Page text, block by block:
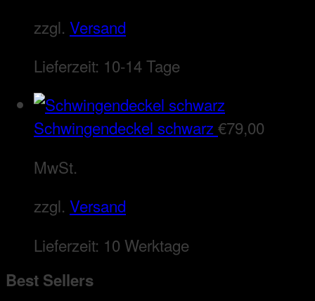
zzgl. Versand
Lieferzeit: 10-14 Tage
Schwingendeckel schwarz€79,00
MwSt.
zzgl. Versand
Lieferzeit: 10 Werktage
Best Sellers